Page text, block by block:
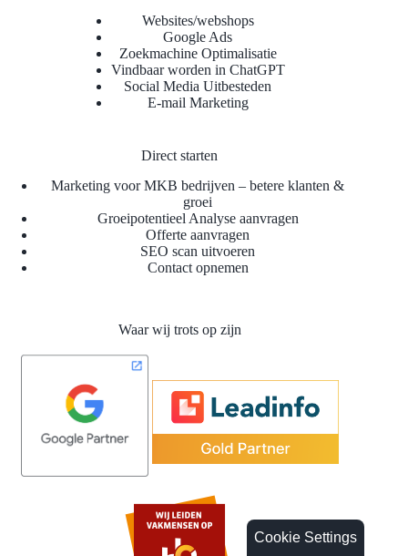
Cookie Settings
Websites/webshops
Google Ads
Zoekmachine Optimalisatie
Vindbaar worden in ChatGPT
Social Media Uitbesteden
E-mail Marketing
Direct starten
Marketing voor MKB bedrijven – betere klanten &
groei
Groeipotentieel Analyse aanvragen
Offerte aanvragen
SEO scan uitvoeren
Contact opnemen
Waar wij trots op zijn